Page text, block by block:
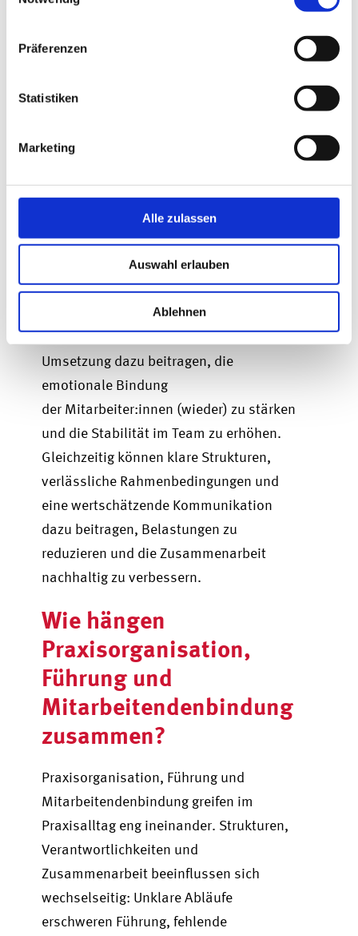
Präferenzen
Statistiken
Marketing
Alle zulassen
Auswahl erlauben
Ablehnen
durch:
regelmäßiges Feedback
neuer Mitarbeiter:innen
Rollenverteilung
verlässliche Arbeitszeiten und
Planbarkeit
Möglichkeiten zur
Weiterentwicklung
Diese Maßnahmen können in der
Umsetzung dazu beitragen, die
emotionale Bindung
der Mitarbeiter:innen (wieder) zu stärken
und die Stabilität im Team zu erhöhen.
Gleichzeitig können klare Strukturen,
verlässliche Rahmenbedingungen und
eine wertschätzende Kommunikation
dazu beitragen, Belastungen zu
reduzieren und die Zusammenarbeit
nachhaltig zu verbessern.
Wie hängen
Praxisorganisation,
Führung und
Mitarbeitendenbindung
zusammen?
Praxisorganisation, Führung und
Mitarbeitendenbindung greifen im
Praxisalltag eng ineinander. Strukturen,
Verantwortlichkeiten und
Zusammenarbeit beeinflussen sich
wechselseitig: Unklare Abläufe
erschweren Führung, fehlende